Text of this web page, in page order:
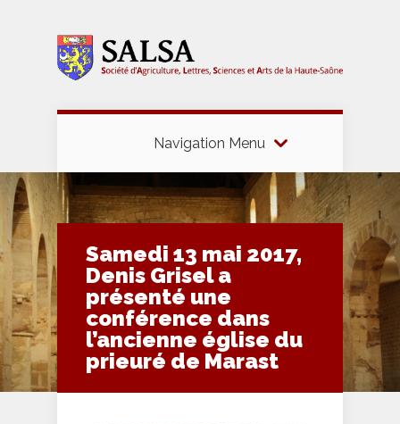
Navigation Menu
Samedi 13 mai 2017,
Denis Grisel a
présenté une
conférence dans
l’ancienne église du
prieuré de Marast